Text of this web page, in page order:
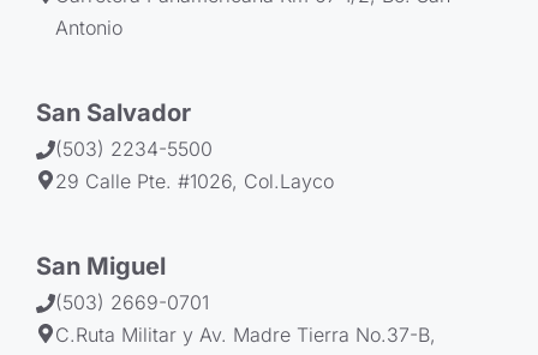
Antonio
San Salvador
(503) 2234-5500
29 Calle Pte. #1026, Col.Layco
San Miguel
(503) 2669-0701
C.Ruta Militar y Av. Madre Tierra No.37-B,